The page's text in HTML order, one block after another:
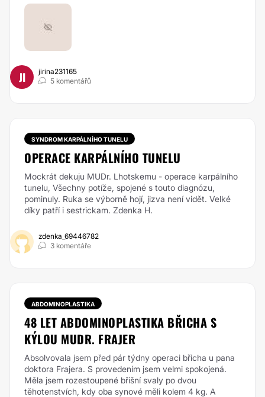
JI
jirina231165
5 komentářů
SYNDROM KARPÁLNÍHO TUNELU
OPERACE KARPÁLNÍHO TUNELU
Mockrát dekuju MUDr. Lhotskemu - operace karpálního
tunelu, Všechny potíže, spojené s touto diagnózu,
pominuly. Ruka se výborně hojí, jizva není vidět. Velké
díky patří i sestrickam. Zdenka H.
zdenka_69446782
3 komentáře
ABDOMINOPLASTIKA
48 LET ABDOMINOPLASTIKA BŘICHA S
KÝLOU MUDR. FRAJER
Absolvovala jsem před pár týdny operaci břicha u pana
doktora Frajera. S provedením jsem velmi spokojená.
Měla jsem rozestoupené břišní svaly po dvou
těhotenstvích, kdy oba synové měli kolem 4 kg. A